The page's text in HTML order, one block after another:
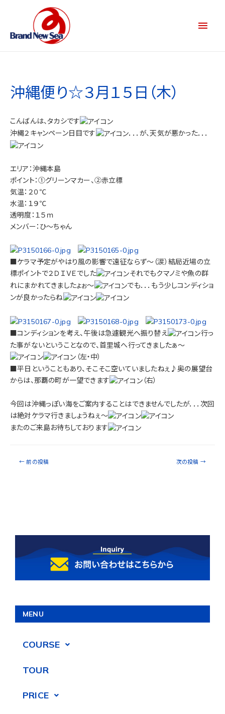
沖縄便り☆３月１５日（木）
こんばんは、タカシです
沖縄２キャンペーン日目です
．．．が、天気が悪かった．．．
エリア：沖縄本島
ポイント：①グリーンマカー、②赤立標
気温：２０℃
水温：１９℃
透明度：１５ｍ
メンバー：ひ～ちゃん
■ケラマ予定がやはり風の影響で遠征ならず～（涙）結局近場の立
標ポイントで２ＤＩＶＥでした
それでもクマノミや魚の群
れにまかれてきましたょぉ～
でも．．．もう少しコンディショ
ンが良かったらね
■コンディションを考え、午後は急遽観光へ振り替え
行っ
た事がないということなので、首里城へ行ってきましたぁ～
（左・中）
■平日ということもあり、そこそこ空いていましたねぇ♪奥の展望台
からは、那覇の町が一望できます
（右）
今回は沖縄っぽい海をご案内することはできませんでしたが．．．次回
は絶対ケラマ行きましょうねぇ～
またのご来島お待ちしております
← 前の投稿 次の投稿 →
MENU
COURSE
TOUR
PRICE